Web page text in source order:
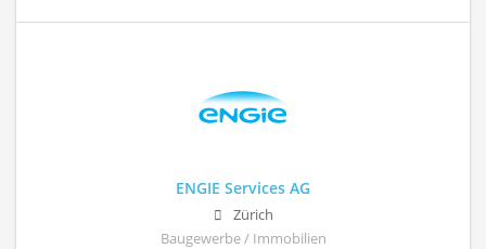
ENGIE Services AG
Zürich
Baugewerbe / Immobilien